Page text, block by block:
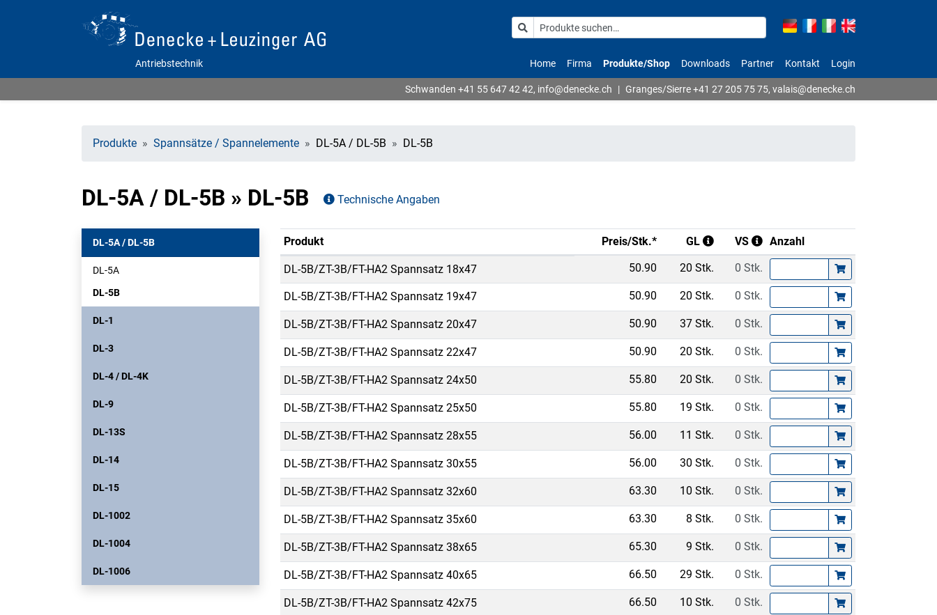
Antriebstechnik Home Firma Produkte/Shop Downloads Partner Kontakt Login
Schwanden +41 55 647 42 42, info@denecke.ch | Granges/Sierre+41 27 205 75 75, valais@denecke.ch
Produkte Spannsätze / Spannelemente DL-5A / DL-5B DL-5B
DL-5A / DL-5B » DL-5B Technische Angaben
DL-5A / DL-5B
DL-5A
DL-5B
DL-1
DL-3
DL-4 / DL-4K
DL-9
DL-13S
DL-14
DL-15
DL-1002
DL-1004
DL-1006
Produkt Preis/Stk.* GL VS Anzahl
DL-5B/ZT-3B/FT-HA2 Spannsatz 18x47 50.90 20 Stk. 0 Stk.
DL-5B/ZT-3B/FT-HA2 Spannsatz 19x47 50.90 20 Stk. 0 Stk.
DL-5B/ZT-3B/FT-HA2 Spannsatz 20x47 50.90 37 Stk. 0 Stk.
DL-5B/ZT-3B/FT-HA2 Spannsatz 22x47 50.90 20 Stk. 0 Stk.
DL-5B/ZT-3B/FT-HA2 Spannsatz 24x50 55.80 20 Stk. 0 Stk.
DL-5B/ZT-3B/FT-HA2 Spannsatz 25x50 55.80 19 Stk. 0 Stk.
DL-5B/ZT-3B/FT-HA2 Spannsatz 28x55 56.00 11 Stk. 0 Stk.
DL-5B/ZT-3B/FT-HA2 Spannsatz 30x55 56.00 30 Stk. 0 Stk.
DL-5B/ZT-3B/FT-HA2 Spannsatz 32x60 63.30 10 Stk. 0 Stk.
DL-5B/ZT-3B/FT-HA2 Spannsatz 35x60 63.30 8 Stk. 0 Stk.
DL-5B/ZT-3B/FT-HA2 Spannsatz 38x65 65.30 9 Stk. 0 Stk.
DL-5B/ZT-3B/FT-HA2 Spannsatz 40x65 66.50 29 Stk. 0 Stk.
DL-5B/ZT-3B/FT-HA2 Spannsatz 42x75 66.50 10 Stk. 0 Stk.